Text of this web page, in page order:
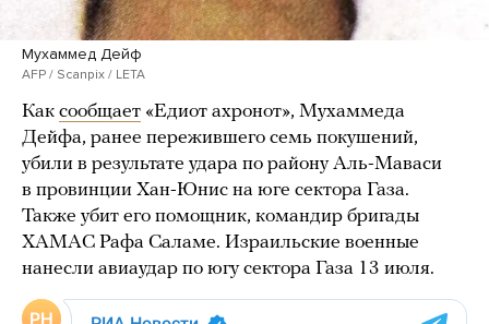
Мухаммед Дейф
AFP / Scanpix / LETA
Как сообщает «Едиот ахронот», Мухаммеда
Дейфа, ранее пережившего семь покушений,
убили в результате удара по району Аль-Маваси
в провинции Хан-Юнис на юге сектора Газа.
Также убит его помощник, командир бригады
ХАМАС Рафа Саламе. Израильские военные
нанесли авиаудар по югу сектора Газа 13 июля.